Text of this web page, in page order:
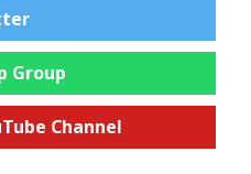
Group
Channel